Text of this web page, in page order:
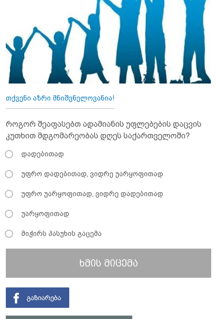
თქვენი აზრი მნიშვნელოვანია!
როგორ შეაფასებთ ადამიანის უფლებების დაცვის
კუთხით მდგომარეობას დღეს საქართველოში?
დადებითად
უფრო დადებითად, ვიდრე უარყოფითად
უფრო უარყოფითად, ვიდრე დადებითად
უარყოფითად
მიჭირს პასუხის გაცემა
ხმის მიცემა